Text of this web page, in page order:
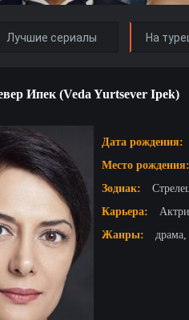
Лучшие сериалы На
Ипек (Veda Yurtsever Ipek)
Дата рождения:
Место рождения:
Зодиак:
Карьера:
Жанры: